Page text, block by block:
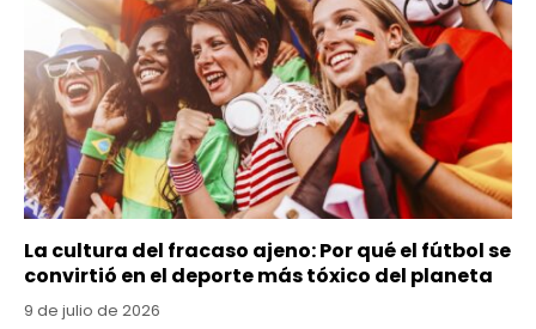
La cultura del fracaso ajeno: Por qué el fútbol se
convirtió en el deporte más tóxico del planeta
9 de julio de 2026